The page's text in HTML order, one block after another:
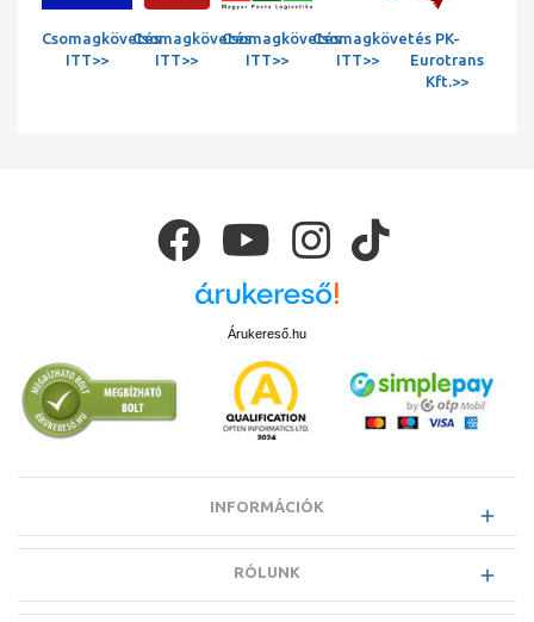
Csomagkövetés
ITT>>
Csomagkövetés
ITT>>
Csomagkövetés
ITT>>
Csomagkövetés
ITT>>
PK-
Eurotrans
Kft.>>
Árukereső.hu
INFORMÁCIÓK
RÓLUNK